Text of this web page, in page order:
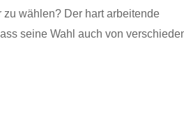
wählen? Der hart arbeitende
seine Wahl auch von